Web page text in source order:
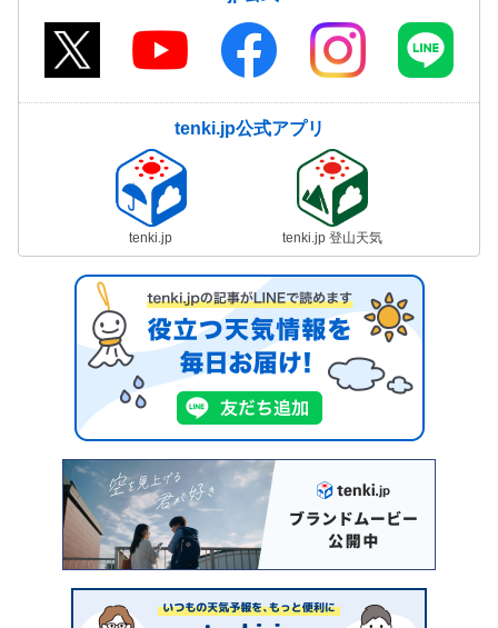
tenki.jp公式アプリ
tenki.jp tenki.jp 登山天気